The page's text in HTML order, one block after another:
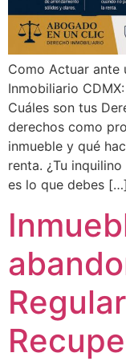
Como Actuar ante
Inmobiliario
Cuáles son tus
derechos como
inmueble y qué
renta. ¿Tu
es lo que debes […]